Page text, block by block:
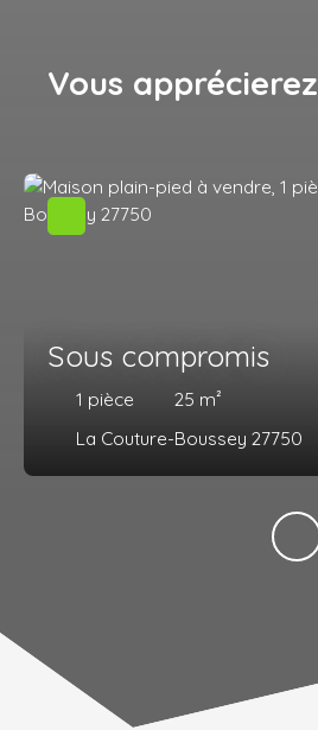
Vous apprécierez
Sous compromis
1 pièce 25 m²
La Couture-Boussey 27750